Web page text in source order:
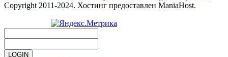
Copyright 2011-2024. Хостинг предоставлен ManiaHost.